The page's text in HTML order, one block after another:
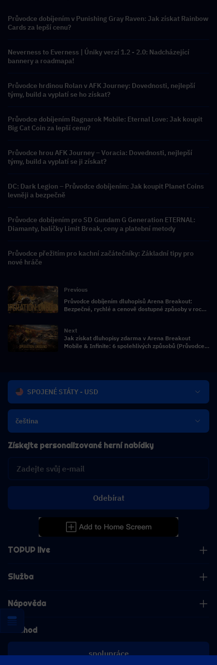
Průvodce dobíjením v Punishing Gray Raven: Jak získat Rainbow
Cards za lepší cenu?
Neverness to Everness | Úniky verzí 1.2 - 2.0: Nadcházející
bannery a roadmapa!
Průvodce hrdinou Rolan v AFK Journey: Dovednosti, nejlepší
týmy, build a vyplatí se ho získat?
Průvodce dobíjením Ragnarok Mobile: Eternal Love: Jak koupit
Big Cat Coin za lepší cenu?
Průvodce hrou AFK Journey – Voracia: Dovednosti, nejlepší
týmy, build a vyplatí se ji získat?
DC: Dark Legion – Průvodce dobíjením: Jak koupit Planet Coins
levněji a bezpečně
Průvodce dobíjením pro SD Gundam G Generation ETERNAL:
Diamanty, balíčky Limit Break, ceny a platební metody
Průvodce přežitím pro kachní začátečníky: Základní tipy pro
nové hráče
Previous
Průvodce dobíjením dluhopisů Arena Breakout:
Bezpečné, rychlé a cenově dostupné způsoby v roce
Next
Jak získat dluhopisy zdarma v Arena Breakout
Mobile & Infinite: 6 spolehlivých způsobů (Průvodce
SPOJENÉ STÁTY - USD
čeština
TOPUP live
Služba
Nápověda
Obchod
spolupráce
Získejte personalizované herní nabídky
Odebírat